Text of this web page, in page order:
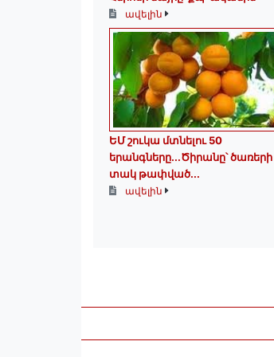
ավելին
ԵՄ շուկա մտնելու 50
երանգները․․․Ծիրանը՝ ծառերի
տակ թափված․․․
ավելին